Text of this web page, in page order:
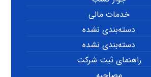
خدمات مالی
دسته‌بندی نشده
دسته‌بندی نشده
راهنمای ثبت شرکت